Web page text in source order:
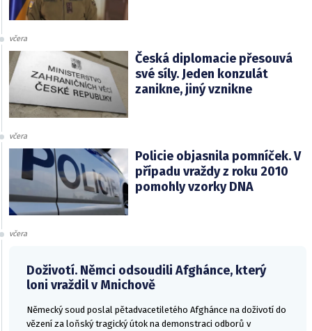
včera
Česká diplomacie přesouvá
své síly. Jeden konzulát
zanikne, jiný vznikne
včera
Policie objasnila pomníček. V
případu vraždy z roku 2010
pomohly vzorky DNA
včera
Doživotí. Němci odsoudili Afghánce, který
loni vraždil v Mnichově
Německý soud poslal pětadvacetiletého Afghánce na doživotí do
vězení za loňský tragický útok na demonstraci odborů v